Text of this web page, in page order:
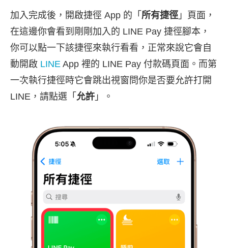
加入完成後，開啟捷徑 App 的「 所有捷徑 」頁面，
在這邊你會看到剛剛加入的 LINE Pay 捷徑腳本，
你可以點一下該捷徑來執行看看，正常來說它會自
動開啟 LINE App 裡的 LINE Pay 付款碼頁面。而第
一次執行捷徑時它會跳出視窗問你是否要允許打開
LINE，請點選「 允許 」。